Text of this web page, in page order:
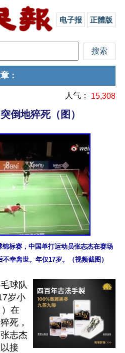
电子报 正體版
：
人气： 15,308
倒地猝死（图）
标赛，中国单打运动员张志杰在赛场
幸离世。年仅17岁。（视频截图）
球队
岁小
在
死，
志杰
接